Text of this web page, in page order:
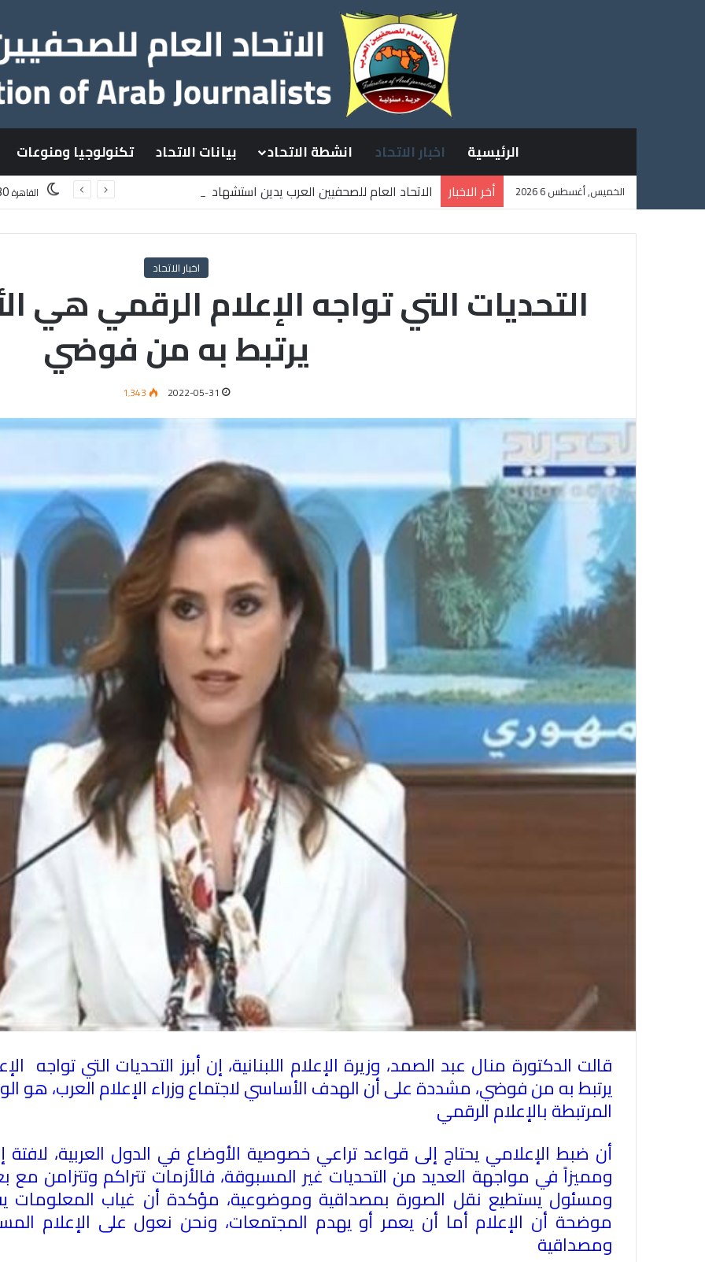
الرئيسية اخبار الاتحاد انشطة الاتحاد بيانات الاتحاد تكنولوجيا ومنوعات
الخميس, أغسطس 6 2026 أخر الاخبار
الاتحاد العام للصحفيين العرب يدين استشهاد
القاهرة
اخبار الاتحاد
التحديات التي تواجه الإعلام الرقمي هي
يرتبط به من فوضي
2022-05-31 1٬343
قالت الدكتورة منال عبد الصمد، وزيرة الإعلام اللبنانية، إن أبرز التحديات التي تواجه
يرتبط به من فوضي، مشددة على أن الهدف الأساسي لاجتماع وزراء الإعلام العرب، هو
المرتبطة بالإعلام الرقمي
أن ضبط الإعلامي يحتاج إلى قواعد تراعي خصوصية الأوضاع في الدول العربية، لافتة
ومميزاً في مواجهة العديد من التحديات غير المسبوقة، فالأزمات تتراكم وتتزامن
ومسئول يستطيع نقل الصورة بمصداقية وموضوعية، مؤكدة أن غياب المعلومات
موضحة أن الإعلام أما أن يعمر أو يهدم المجتمعات، ونحن نعول على الإعلام
ومصداقية